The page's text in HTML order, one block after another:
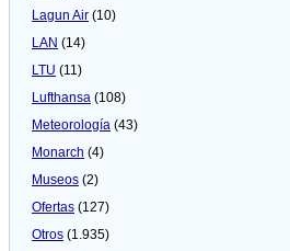
Lagun Air (10)
LAN (14)
LTU (11)
Lufthansa (108)
Meteorologí­a (43)
Monarch (4)
Museos (2)
Ofertas (127)
Otros (1.935)